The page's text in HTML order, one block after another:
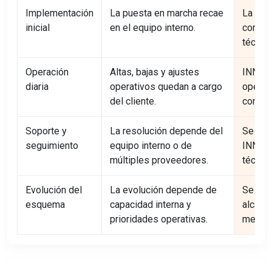
Implementación
inicial
La puesta en marcha recae
en el equipo interno.
La
Operación
diaria
Altas, bajas y ajustes
operativos quedan a cargo
del cliente.
Soporte y
seguimiento
La resolución depende del
equipo interno o de
múltiples proveedores.
Se
Evolución del
esquema
La evolución depende de
capacidad interna y
prioridades operativas.
Se